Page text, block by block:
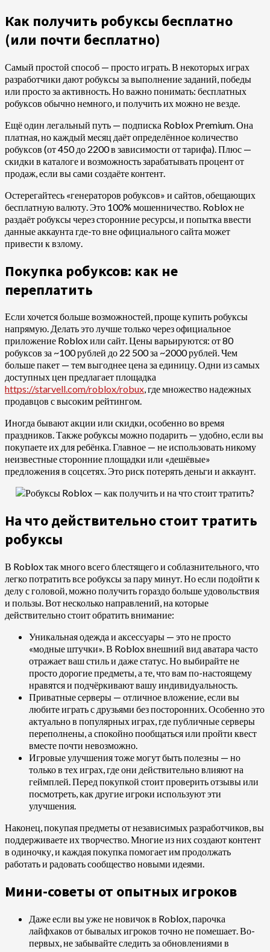
Как получить робуксы бесплатно
(или почти бесплатно)
Самый простой способ — просто играть. В некоторых играх
разработчики дают робуксы за выполнение заданий, победы
или просто за активность. Но важно понимать: бесплатных
робуксов обычно немного, и получить их можно не везде.
Ещё один легальный путь — подписка Roblox Premium. Она
платная, но каждый месяц даёт определённое количество
робуксов (от 450 до 2200 в зависимости от тарифа). Плюс —
скидки в каталоге и возможность зарабатывать процент от
продаж, если вы сами создаёте контент.
Остерегайтесь «генераторов робуксов» и сайтов, обещающих
бесплатную валюту. Это 100% мошенничество. Roblox не
раздаёт робуксы через сторонние ресурсы, и попытка ввести
данные аккаунта где-то вне официального сайта может
привести к взлому.
Покупка робуксов: как не
переплатить
Если хочется больше возможностей, проще купить робуксы
напрямую. Делать это лучше только через официальное
приложение Roblox или сайт. Цены варьируются: от 80
робуксов за ~100 рублей до 22 500 за ~2000 рублей. Чем
больше пакет — тем выгоднее цена за единицу. Одни из самых
доступных цен предлагает площадка
https://starvell.com/roblox/robux, где множество надежных
продавцов с высоким рейтингом.
Иногда бывают акции или скидки, особенно во время
праздников. Также робуксы можно подарить — удобно, если вы
покупаете их для ребёнка. Главное — не использовать никому
неизвестные сторонние площадки или «дешёвые»
предложения в соцсетях. Это риск потерять деньги и аккаунт.
На что действительно стоит тратить
робуксы
В Roblox так много всего блестящего и соблазнительного, что
легко потратить все робуксы за пару минут. Но если подойти к
делу с головой, можно получить гораздо больше удовольствия
и пользы. Вот несколько направлений, на которые
действительно стоит обратить внимание:
Уникальная одежда и аксессуары — это не просто
«модные штучки». В Roblox внешний вид аватара часто
отражает ваш стиль и даже статус. Но выбирайте не
просто дорогие предметы, а те, что вам по-настоящему
нравятся и подчёркивают вашу индивидуальность.
Приватные серверы — отличное вложение, если вы
любите играть с друзьями без посторонних. Особенно это
актуально в популярных играх, где публичные серверы
переполнены, а спокойно пообщаться или пройти квест
вместе почти невозможно.
Игровые улучшения тоже могут быть полезны — но
только в тех играх, где они действительно влияют на
геймплей. Перед покупкой стоит проверить отзывы или
посмотреть, как другие игроки используют эти
улучшения.
Наконец, покупая предметы от независимых разработчиков, вы
поддерживаете их творчество. Многие из них создают контент
в одиночку, и каждая покупка помогает им продолжать
работать и радовать сообщество новыми идеями.
Мини-советы от опытных игроков
Даже если вы уже не новичок в Roblox, парочка
лайфхаков от бывалых игроков точно не помешает. Во-
первых, не забывайте следить за обновлениями в